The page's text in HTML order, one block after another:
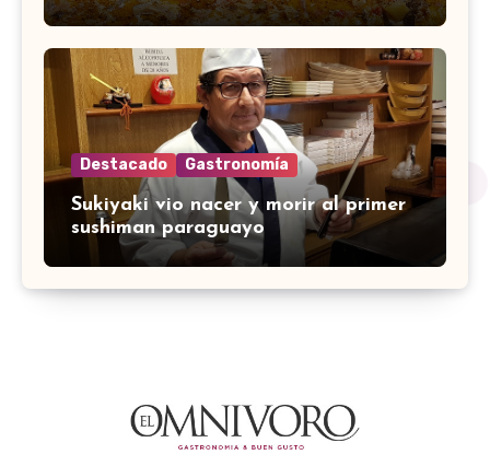
Destacado Gastronomía
Sukiyaki vio nacer y morir al primer
sushiman paraguayo